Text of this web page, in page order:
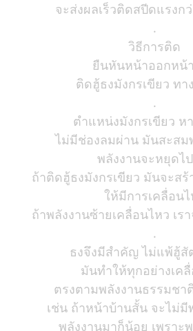
จะส่งผลเร็วติดสปีดแรงก
.
วิธีการติด
ยืนหันหน้าออกหน้
ติดฮู้ธงมังกรเขียว ทา
.
ตำแหน่งมังกรเขียว ห
ไม่มีช่องลมผ่าน มันสะสม
พลังงานจะหยุดไป
ถ้าติดฮู้ธงมังกรเขียว มันจะส
ให้มีการเคลื่อน
ถ้าพลังงานซ้ายเคลื่อนไหว เร
.
ธงจึงมีสำคัญ ไม่แพ้ฮู้สั
มันทำให้ทุกอย่างเค
ตรงตามพลังงานธรรมชา
เช่น ถ้าหน้าบ้านสั้น จะไม่มี
พลังงานมาก็น้อย เพราะ